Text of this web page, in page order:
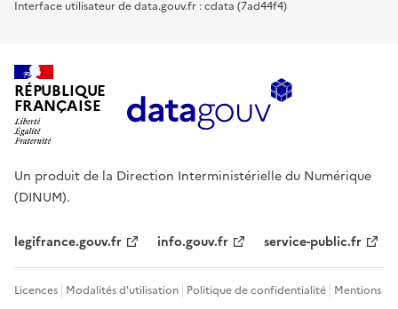
Interface utilisateur de data.gouv.fr : cdata (7ad44f4)
RÉPUBLIQUE
FRANÇAISE
Un produit de la Direction Interministérielle du Numérique
(DINUM).
legifrance.gouv.fr info.gouv.fr service-public.fr
Licences Modalités d'utilisation Politique de confidentialité Mentions